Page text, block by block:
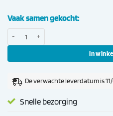
Vaak samen gekocht:
In
De verwachte leverdatum is
Snelle bezorging